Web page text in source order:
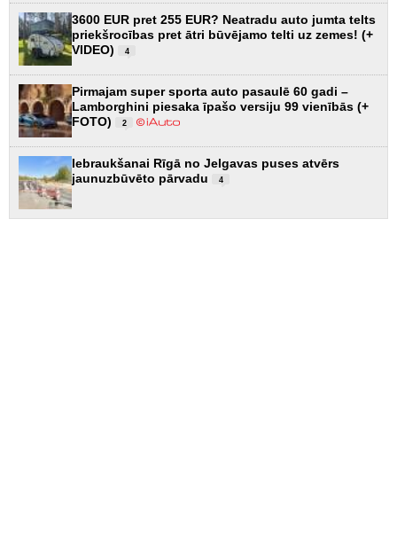
3600 EUR pret 255 EUR? Neatradu auto jumta telts
priekšrocības pret ātri būvējamo telti uz zemes! (+
VIDEO)
4
Pirmajam super sporta auto pasaulē 60 gadi –
Lamborghini piesaka īpašo versiju 99 vienībās (+
FOTO)
2
Iebraukšanai Rīgā no Jelgavas puses atvērs
jaunuzbūvēto pārvadu
4